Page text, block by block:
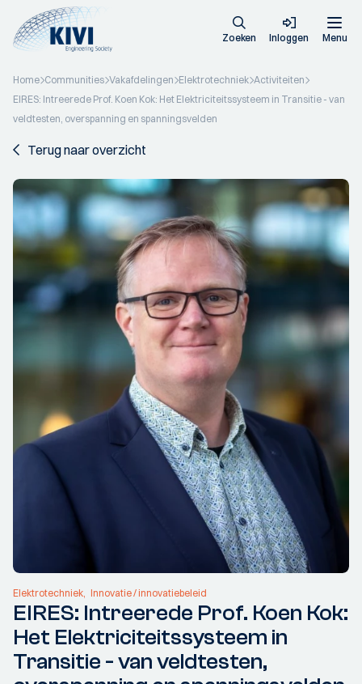
Zoeken Inloggen Menu
Home Communities Vakafdelingen Elektrotechniek Activiteiten
EIRES: Intreerede Prof. Koen Kok: Het Elektriciteitssysteem in Transitie - van
veldtesten, overspanning en spanningsvelden
Terug naar overzicht
Elektrotechniek Innovatie / innovatiebeleid
EIRES: Intreerede Prof. Koen Kok:
Het Elektriciteitssysteem in
Transitie - van veldtesten,